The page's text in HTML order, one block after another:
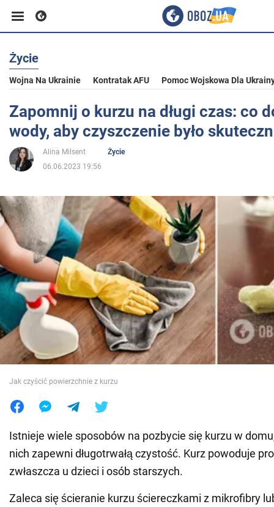
Biznes
Sport
Rozrywka
Polityka
Społeczeństwo
Wojna na Ukrainie
Świat
Jedzenie
Życie
Wojna Na Ukrainie Kontratak AFU Pomoc Wojskowa Dla
Zapomnij o kurzu na długi czas: co
wody, aby czyszczenie było
Alina Milsent
Życie
06.06.2023 19:56
Jak czyścić powierzchnie z kurzu
Istnieje wiele sposobów na pozbycie się kurzu w
nich zapewni długotrwałą czystość. Kurz powoduje
zwłaszcza u dzieci i osób starszych.
Zaleca się ścieranie kurzu ściereczkami z mikrofibry